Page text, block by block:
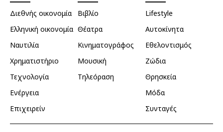
Διεθνής οικονομία
Ελληνική οικονομία
Ναυτιλία
Χρηματιστήριο
Τεχνολογία
Ενέργεια
Επιχειρείν
Βιβλίο
Θέατρα
Κινηματογράφος
Μουσική
Τηλεόραση
Lifestyle
Αυτοκίνητα
Εθελοντισμός
Ζώδια
Θρησκεία
Μόδα
Συνταγές